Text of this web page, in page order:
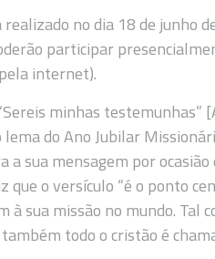
realizado no dia 18 de junho
participar
internet).
minhas testemunhas”
do Ano Jubilar
a sua mensagem por
que o versículo “é o ponto
à sua missão no mundo. Tal
todo o cristão é